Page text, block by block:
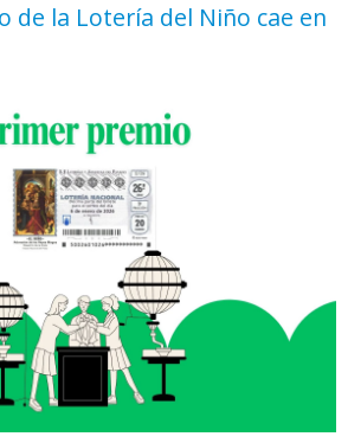
de la Lotería del Niño cae en